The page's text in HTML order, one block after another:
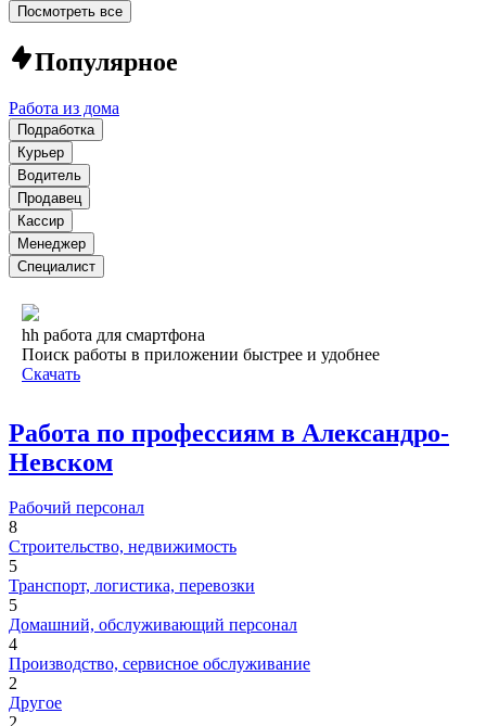
Посмотреть все
Популярное
Работа из дома
Подработка
Курьер
Водитель
Продавец
Кассир
Менеджер
Специалист
hh работа для смартфона
Поиск работы в приложении быстрее и удобнее
Скачать
Работа по профессиям в Александро-
Невском
Рабочий персонал
8
Строительство, недвижимость
5
Транспорт, логистика, перевозки
5
Домашний, обслуживающий персонал
4
Производство, сервисное обслуживание
2
Другое